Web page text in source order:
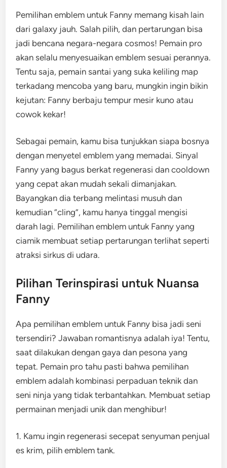
Pemilihan emblem untuk Fanny memang kisah lain
dari galaxy jauh. Salah pilih, dan pertarungan bisa
jadi bencana negara-negara cosmos! Pemain pro
akan selalu menyesuaikan emblem sesuai perannya.
Tentu saja, pemain santai yang suka keliling map
terkadang mencoba yang baru, mungkin ingin bikin
kejutan: Fanny berbaju tempur mesir kuno atau
cowok kekar!
Sebagai pemain, kamu bisa tunjukkan siapa bosnya
dengan menyetel emblem yang memadai. Sinyal
Fanny yang bagus berkat regenerasi dan cooldown
yang cepat akan mudah sekali dimanjakan.
Bayangkan dia terbang melintasi musuh dan
kemudian “cling”, kamu hanya tinggal mengisi
darah lagi. Pemilihan emblem untuk Fanny yang
ciamik membuat setiap pertarungan terlihat seperti
atraksi sirkus di udara.
Pilihan Terinspirasi untuk Nuansa
Fanny
Apa pemilihan emblem untuk Fanny bisa jadi seni
tersendiri? Jawaban romantisnya adalah iya! Tentu,
saat dilakukan dengan gaya dan pesona yang
tepat. Pemain pro tahu pasti bahwa pemilihan
emblem adalah kombinasi perpaduan teknik dan
seni ninja yang tidak terbantahkan. Membuat setiap
permainan menjadi unik dan menghibur!
1. Kamu ingin regenerasi secepat senyuman penjual
es krim, pilih emblem tank.